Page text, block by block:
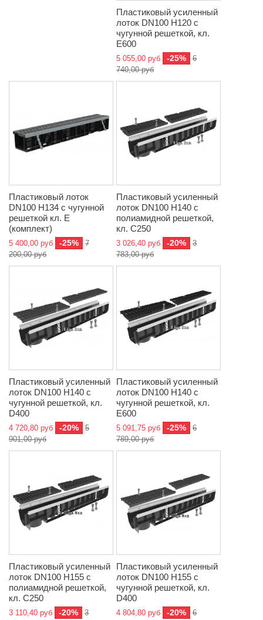
Пластиковый усиленный
лоток DN100 H120 с
чугунной решеткой, кл.
E600
5 055,00 руб -25%
6
740,00 руб
Пластиковый лоток
DN100 H134 с чугунной
решеткой кл. Е
(комплект)
5 400,00 руб -25%
7
200,00 руб
Пластиковый усиленный
лоток DN100 H140 с
полиамидной решеткой,
кл. C250
3 026,40 руб -20%
3
783,00 руб
Пластиковый усиленный
лоток DN100 H140 с
чугунной решеткой, кл.
D400
4 720,80 руб -20%
5
901,00 руб
Пластиковый усиленный
лоток DN100 H140 с
чугунной решеткой, кл.
E600
5 091,75 руб -25%
6
789,00 руб
Пластиковый усиленный
лоток DN100 H155 с
полиамидной решеткой,
кл. C250
3 110,40 руб -20%
3
Пластиковый усиленный
лоток DN100 H155 с
чугунной решеткой, кл.
D400
4 804,80 руб -20%
6